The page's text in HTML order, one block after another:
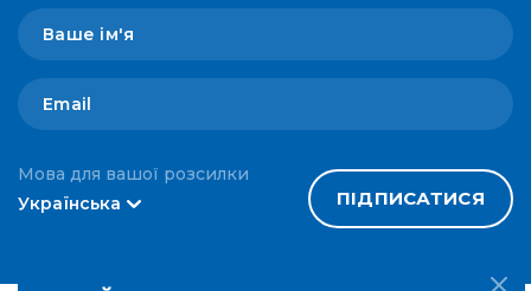
Мова для вашої розсилки
Українська
ПІДПИСАТИСЯ